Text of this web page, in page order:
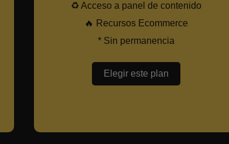
♻️ Acceso a panel de contenido
🔥 Recursos Ecommerce
* Sin permanencia
Elegir este plan